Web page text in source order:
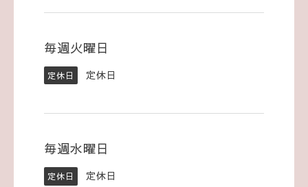
毎週火曜日
定休日 定休日
毎週水曜日
定休日 定休日